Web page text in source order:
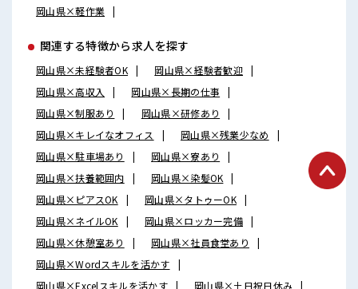
岡山県×軽作業
関連する特徴から求人を探す
岡山県×未経験者OK
岡山県×経験者歓迎
岡山県×高収入
岡山県×長期の仕事
岡山県×制服あり
岡山県×研修あり
岡山県×キレイなオフィス
岡山県×残業少なめ
岡山県×駐車場あり
岡山県×寮あり
岡山県×扶養範囲内
岡山県×染髪OK
岡山県×ピアスOK
岡山県×タトゥーOK
岡山県×ネイルOK
岡山県×ロッカー完備
岡山県×休憩室あり
岡山県×社員食堂あり
岡山県×Wordスキルを活かす
岡山県×Excelスキルを活かす
岡山県×土日祝日休み